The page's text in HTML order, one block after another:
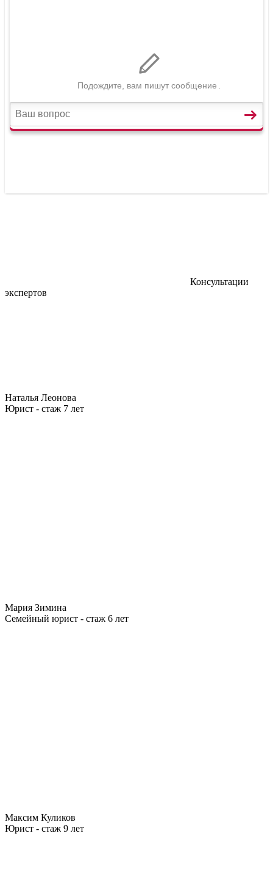
Консультации
экспертов
Наталья Леонова
Юрист - стаж 7 лет
Мария Зимина
Семейный юрист - стаж 6 лет
Максим Куликов
Юрист - стаж 9 лет